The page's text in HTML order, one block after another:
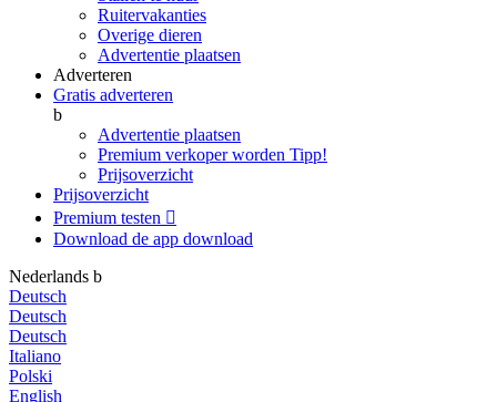
Ruitervakanties
Overige dieren
Advertentie plaatsen
Adverteren
Gratis adverteren
b
Advertentie plaatsen
Premium verkoper worden Tipp!
Prijsoverzicht
Prijsoverzicht
Premium testen 
Download de app download
Nederlands b
Deutsch
Deutsch
Deutsch
Italiano
Polski
English